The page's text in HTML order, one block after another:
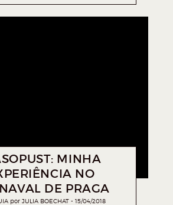
MINHA
NO
DE PRAGA
por JULIA BOECHAT 15/04/2018